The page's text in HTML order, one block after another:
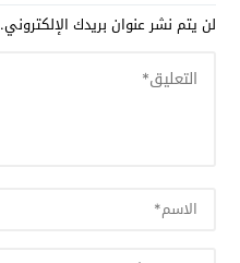
لن يتم نشر عنوان بريدك الإلكتروني.